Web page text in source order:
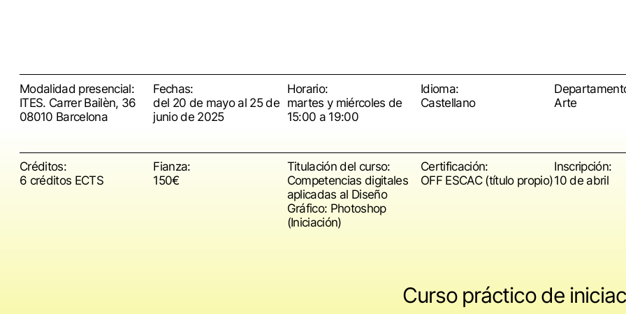
Modalidad presencial:
ITES. Carrer Bailèn, 36
08010 Barcelona
Fechas:
del 20 de mayo al 25 de
junio de 2025
Horario:
martes y miércoles de
15:00 a 19:00
Idioma:
Castellano
Arte
Créditos:
6 créditos ECTS
Fianza:
150€
Titulación del curso:
Competencias digitales
aplicadas al Diseño
Gráfico: Photoshop
(Iniciación)
Certificación:
OFF ESCAC (título propio)
Inscripción:
10 de abril
Curso práctico de